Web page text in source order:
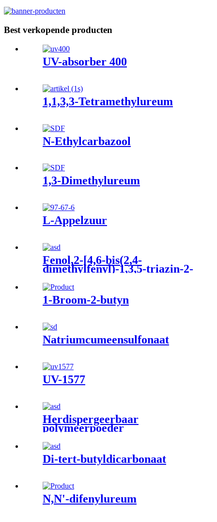
Best verkopende producten
UV-absorber 400
1,1,3,3-Tetramethylureum
N-Ethylcarbazool
1,3-Dimethylureum
L-Appelzuur
Fenol,2-[4,6-bis(2,4-
dimethylfenyl)-1,3,5-triazin-2-
1-Broom-2-butyn
Natriumcumeensulfonaat
UV-1577
Herdispergeerbaar
polymeerpoeder
Di-tert-butyldicarbonaat
N,N'-difenylureum